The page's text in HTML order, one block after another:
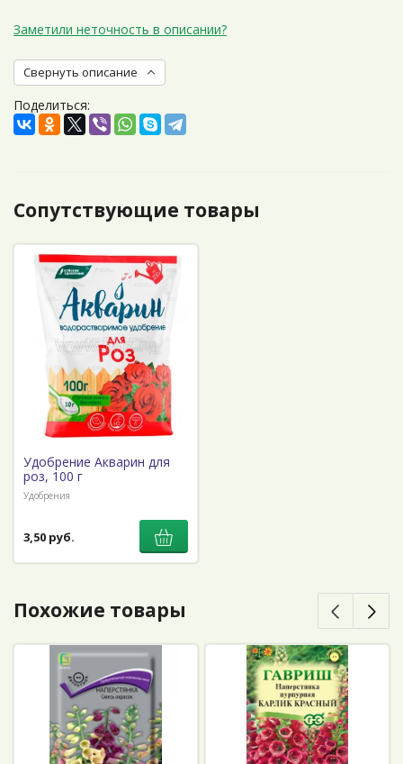
Заметили неточность в описании?
Свернуть описание
Поделиться:
Сопутствующие товары
Удобрение Акварин для
роз, 100 г
Удобрения
3,50 руб.
Похожие товары